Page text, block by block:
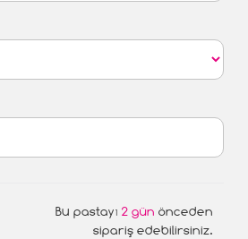
Bu pastayı 2 gün önceden
sipariş edebilirsiniz.